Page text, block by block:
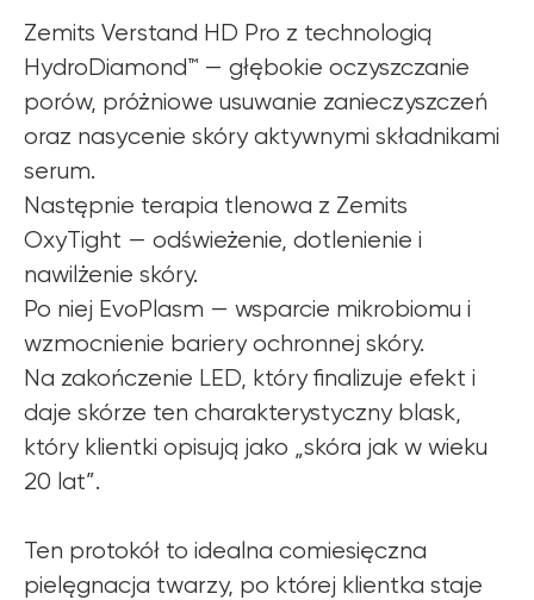
Zemits Verstand HD Pro z technologią
HydroDiamond™ — głębokie oczyszczanie
porów, próżniowe usuwanie zanieczyszczeń
oraz nasycenie skóry aktywnymi składnikami
serum.
Następnie terapia tlenowa z Zemits
OxyTight — odświeżenie, dotlenienie i
nawilżenie skóry.
Po niej EvoPlasm — wsparcie mikrobiomu i
wzmocnienie bariery ochronnej skóry.
Na zakończenie LED, który finalizuje efekt i
daje skórze ten charakterystyczny blask,
który klientki opisują jako „skóra jak w wieku
20 lat”.
Ten protokół to idealna comiesięczna
pielęgnacja twarzy, po której klientka staje